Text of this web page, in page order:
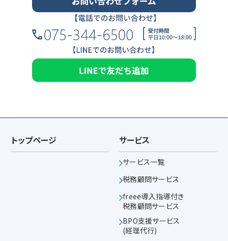
トップページ サービス
サービス一覧
税務顧問サービス
freee導入指導付き
税務顧問サービス
BPO支援サービス
(経理代行)